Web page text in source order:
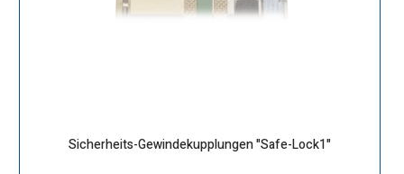
Sicherheits-Gewindekupplungen "Safe-Lock1"